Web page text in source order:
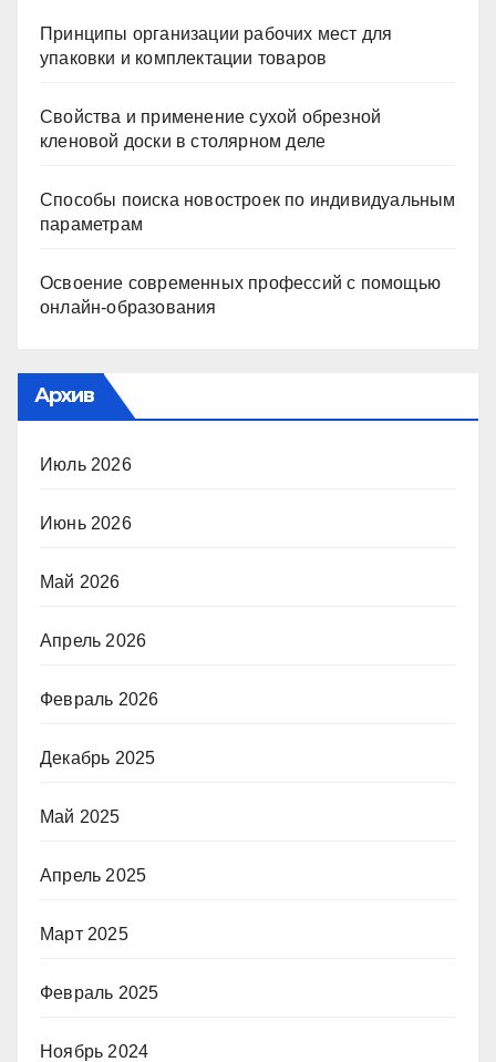
Принципы организации рабочих мест для
упаковки и комплектации товаров
Свойства и применение сухой обрезной
кленовой доски в столярном деле
Способы поиска новостроек по индивидуальным
параметрам
Освоение современных профессий с помощью
онлайн-образования
Архив
Июль 2026
Июнь 2026
Май 2026
Апрель 2026
Февраль 2026
Декабрь 2025
Май 2025
Апрель 2025
Март 2025
Февраль 2025
Ноябрь 2024